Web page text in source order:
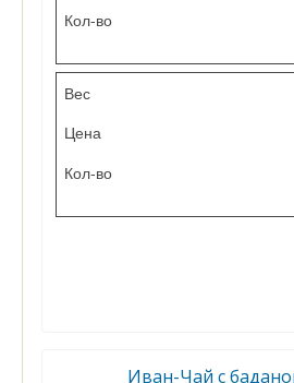
Иван-Чай с